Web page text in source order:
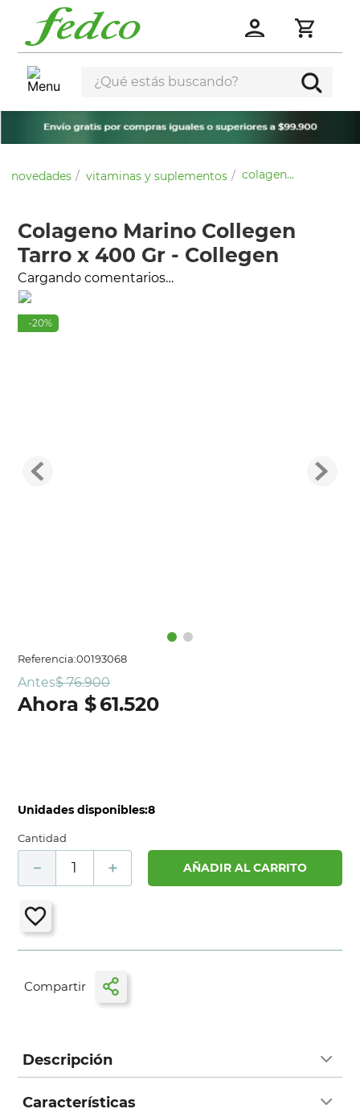
¿Qué estás buscando?
novedades vitaminas y suplementos colageno marino collegen tarro x 400 gr - collegen
Colageno Marino Collegen
Tarro x 400 Gr - Collegen
Cargando comentarios…
-20%
Referencia:00193068
Antes$ 76.900
$61.520
Unidades disponibles:8
Cantidad
＋
－ AÑADIR AL CARRITO
Descripción
Características